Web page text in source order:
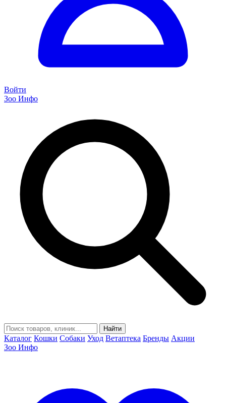
Войти
Зоо Инфо
Найти
Каталог Кошки Собаки Уход Ветаптека Бренды Акции
Зоо Инфо